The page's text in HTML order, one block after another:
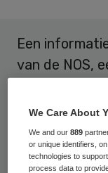
Een
van de NOS,
en de
medicijn. Zie
We Care About
We and our889
or unique identifiers,
technologies to
process data to